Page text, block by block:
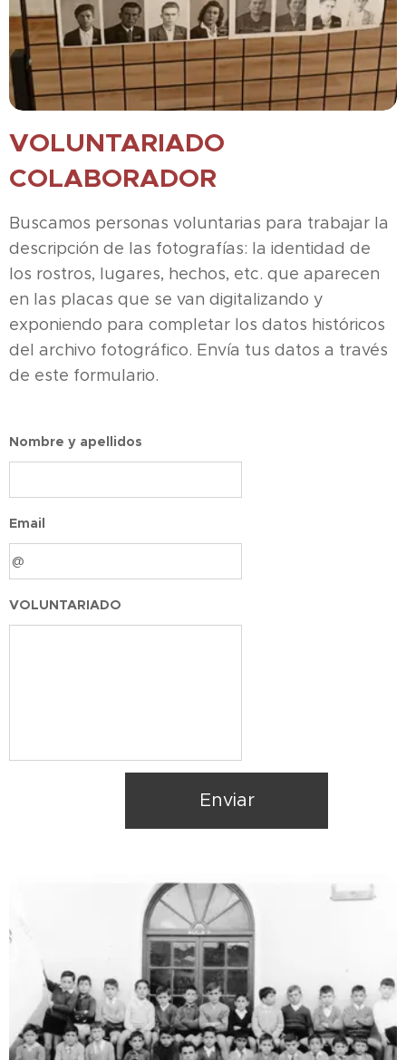
VOLUNTARIADO
COLABORADOR
Buscamos personas voluntarias para trabajar la
descripción de las fotografías: la identidad de
los rostros, lugares, hechos, etc. que aparecen
en las placas que se van digitalizando y
exponiendo para completar los datos históricos
del archivo fotográfico. Envía tus datos a través
de este formulario.
Nombre y apellidos
Email
VOLUNTARIADO
Enviar